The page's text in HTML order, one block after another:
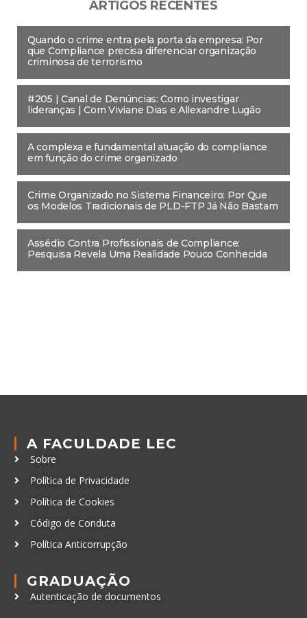
ARTIGOS RECENTES
Quando o crime entra pela porta da empresa: Por
que Compliance precisa diferenciar organização
criminosa de terrorismo
#205 | Canal de Denúncias: Como investigar
lideranças | Com Viviane Dias e Allexandre Lugão
A complexa e fundamental atuação do compliance
em função do crime organizado
Crime Organizado no Sistema Financeiro: Por Que
os Modelos Tradicionais de PLD-FTP Já Não Bastam
Assédio Contra Profissionais de Compliance:
Pesquisa Revela Uma Realidade Pouco Conhecida
A FACULDADE LEC
Sobre
Política de Privacidade
Política de Cookies
Código de Conduta
Política Anticorrupção
GRADUAÇÃO
Autenticação de documentos